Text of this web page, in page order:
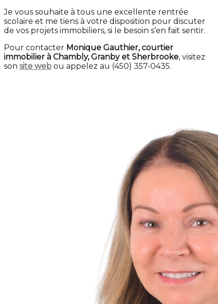
Je vous souhaite à tous une excellente rentrée
scolaire et me tiens à votre disposition pour discuter
de vos projets immobiliers, si le besoin s’en fait sentir.
Pour contacter Monique Gauthier, courtier
immobilier à Chambly, Granby et Sherbrooke, visitez
son site web ou appelez au (450) 357-0435.